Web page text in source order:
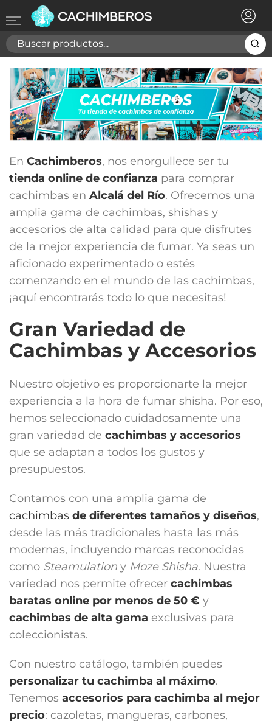
En Cachimberos, nos enorgullece ser tu
tienda online de confianza para comprar
cachimbas en Alcalá del Río. Ofrecemos una
amplia gama de cachimbas, shishas y
accesorios de alta calidad para que disfrutes
de la mejor experiencia de fumar. Ya seas un
aficionado experimentado o estés
comenzando en el mundo de las cachimbas,
¡aquí encontrarás todo lo que necesitas!
Gran Variedad de
Cachimbas y Accesorios
Nuestro objetivo es proporcionarte la mejor
experiencia a la hora de fumar shisha. Por eso,
hemos seleccionado cuidadosamente una
gran variedad de cachimbas y accesorios
que se adaptan a todos los gustos y
presupuestos.
Contamos con una amplia gama de
cachimbas de diferentes tamaños y diseños,
desde las más tradicionales hasta las más
modernas, incluyendo marcas reconocidas
como Steamulation y Moze Shisha. Nuestra
variedad nos permite ofrecer cachimbas
baratas online por menos de 50 € y
cachimbas de alta gama exclusivas para
coleccionistas.
Con nuestro catálogo, también puedes
personalizar tu cachimba al máximo.
Tenemos accesorios para cachimba al mejor
precio: cazoletas, mangueras, carbones,
Registrarse ×
Necesitas hacer login para guardar productos en tu
lista de deseos
Cancelar Registrarse